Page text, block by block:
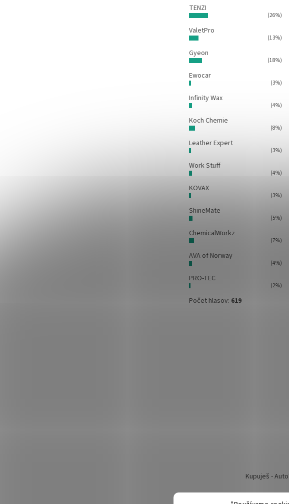
TENZI
(26%)
ValetPro
(13%)
Gyeon
(18%)
Ewocar
(3%)
Infinity Wax
(4%)
Koch Chemie
(8%)
Leather Expert
(3%)
Work Stuff
(4%)
KOVAX
(3%)
ShineMate
(5%)
ChemicalWorkz
(7%)
AVA of Norway
(4%)
PRO-TEC
(2%)
Počet hlasov: 619
Kupuješ -